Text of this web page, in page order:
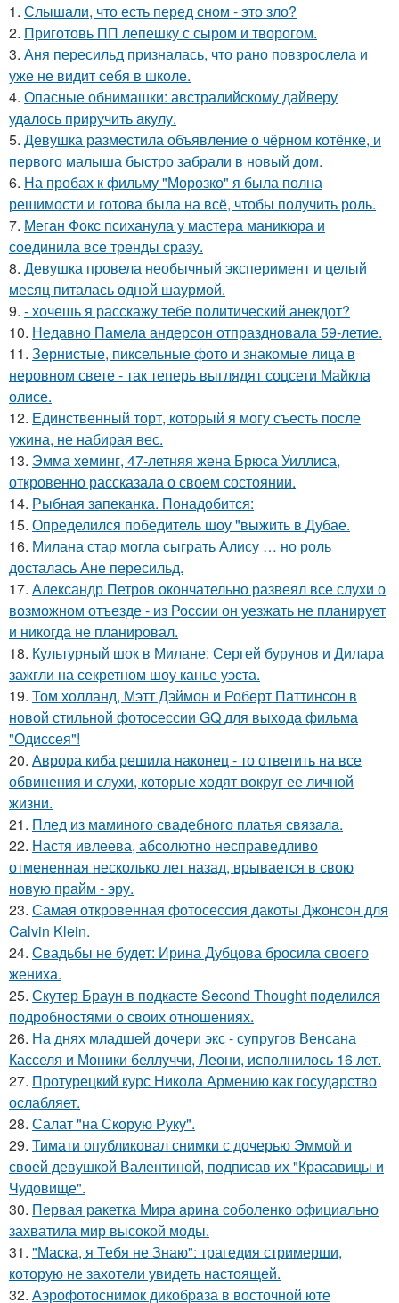
1. Слышали, что есть перед сном - это зло?
2. Приготовь ПП лепешку с сыром и творогом.
3. Аня пересильд призналась, что рано повзрослела и
уже не видит себя в школе.
4. Опасные обнимашки: австралийскому дайверу
удалось приручить акулу.
5. Девушка разместила объявление о чёрном котёнке, и
первого малыша быстро забрали в новый дом.
6. На пробах к фильму "Морозко" я была полна
решимости и готова была на всё, чтобы получить роль.
7. Меган Фокс психанула у мастера маникюра и
соединила все тренды сразу.
8. Девушка провела необычный эксперимент и целый
месяц питалась одной шаурмой.
9. - хочешь я расскажу тебе политический анекдот?
10. Недавно Памела андерсон отпраздновала 59-летие.
11. Зернистые, пиксельные фото и знакомые лица в
неровном свете - так теперь выглядят соцсети Майкла
олисе.
12. Единственный торт, который я могу съесть после
ужина, не набирая вес.
13. Эмма хеминг, 47-летняя жена Брюса Уиллиса,
откровенно рассказала о своем состоянии.
14. Рыбная запеканка. Понадобится:
15. Определился победитель шоу "выжить в Дубае.
16. Милана стар могла сыграть Алису … но роль
досталась Ане пересильд.
17. Александр Петров окончательно развеял все слухи о
возможном отъезде - из России он уезжать не планирует
и никогда не планировал.
18. Культурный шок в Милане: Сергей бурунов и Дилара
зажгли на секретном шоу канье уэста.
19. Том холланд, Мэтт Дэймон и Роберт Паттинсон в
новой стильной фотосессии GQ для выхода фильма
"Одиссея"!
20. Аврора киба решила наконец - то ответить на все
обвинения и слухи, которые ходят вокруг ее личной
жизни.
21. Плед из маминого свадебного платья связала.
22. Настя ивлеева, абсолютно несправедливо
отмененная несколько лет назад, врывается в свою
новую прайм - эру.
23. Самая откровенная фотосессия дакоты Джонсон для
Calvin Klein.
24. Свадьбы не будет: Ирина Дубцова бросила своего
жениха.
25. Скутер Браун в подкасте Second Thought поделился
подробностями о своих отношениях.
26. На днях младшей дочери экс - супругов Венсана
Касселя и Моники беллуччи, Леони, исполнилось 16 лет.
27. Протурецкий курс Никола Армению как государство
ослабляет.
28. Салат "на Скорую Руку".
29. Тимати опубликовал снимки с дочерью Эммой и
своей девушкой Валентиной, подписав их "Красавицы и
Чудовище".
30. Первая ракетка Мира арина соболенко официально
захватила мир высокой моды.
31. "Маска, я Тебя не Знаю": трагедия стримерши,
которую не захотели увидеть настоящей.
32. Аэрофотоснимок дикобpaза в восточной юте